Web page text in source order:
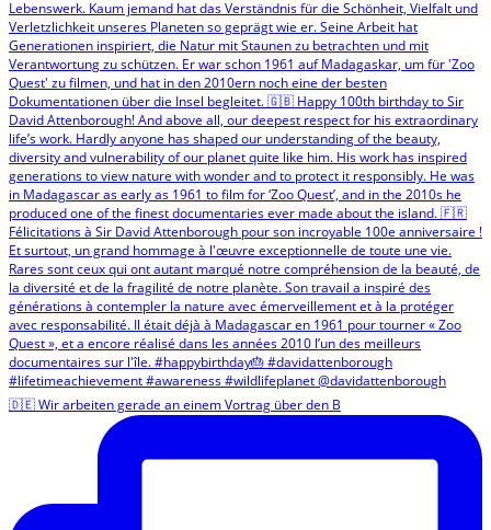
🇩🇪 Wir arbeiten gerade an einem Vortrag über den B